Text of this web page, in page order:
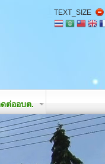
TEXT_SIZE
ต่ออบต.